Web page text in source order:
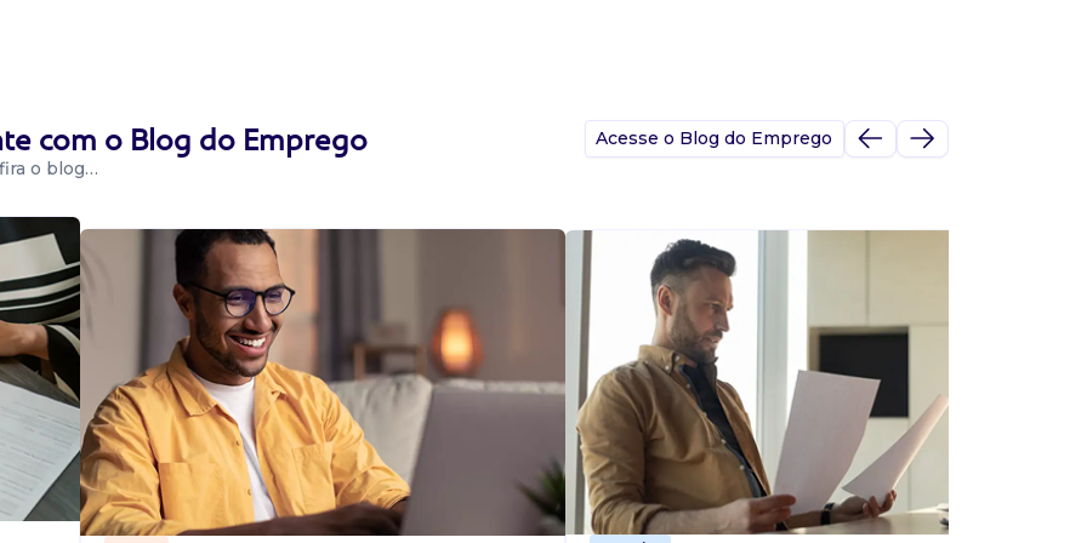
se você
e busca
essa
com o Blog do Emprego
o blog…
Acesse o Blog do Emprego